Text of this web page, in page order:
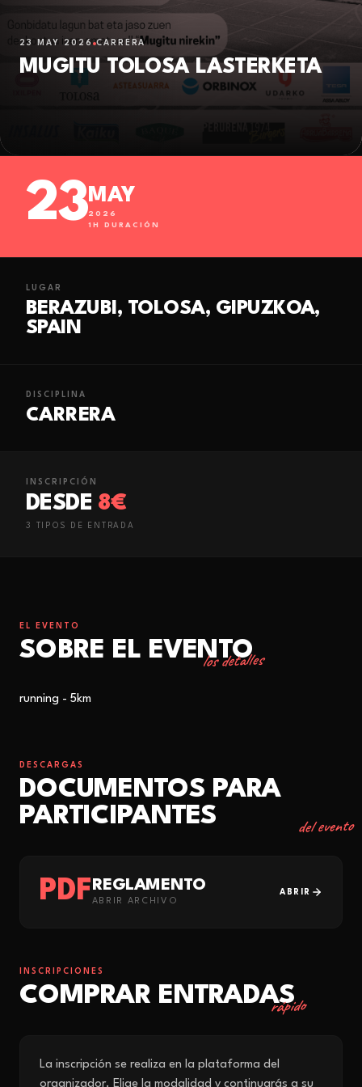
23 MAY 2026 CARRERA
MUGITU TOLOSA LASTERKETA
23MAY
2026
1H DURACIÓN
LUGAR
BERAZUBI, TOLOSA, GIPUZKOA,
SPAIN
DISCIPLINA
CARRERA
INSCRIPCIÓN
DESDE 8€
3 TIPO S DE ENTRADA
EL EVENTO
SOBRE EL EVENTO
los detalles
running - 5km
DESCARGAS
DOCUMENTOS PARA
PARTICIPANTES
del evento
PDFREGLAMENTO
ABRIR ARCHIVO
ABRIR
INSCRIPCIONES
COMPRAR ENTRADAS
rápido
La inscripción se realiza en la plataforma del
organizador. Elige la modalidad y continuarás a su